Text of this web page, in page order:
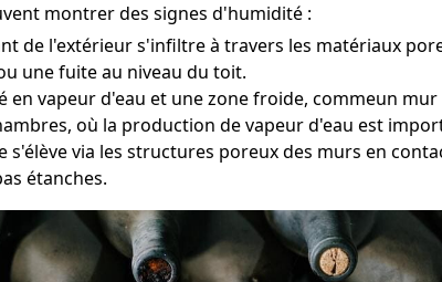
montrer des signes d'humidité :
de l'extérieur s'infiltre à travers les matériaux
une fuite au niveau du toit.
vapeur d'eau et une zone froide, commeun
où la production de vapeur d'eau est
via les structures poreux des murs en
étanches.